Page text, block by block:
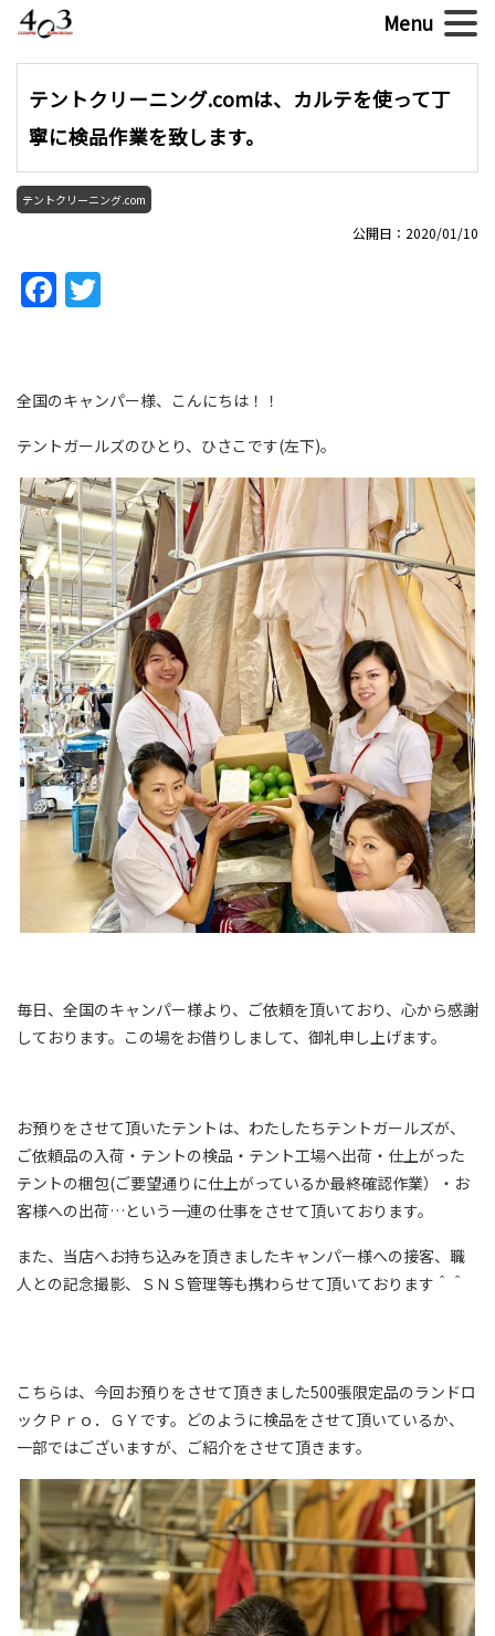
テントクリーニング.comは、カルテを使って丁
寧に検品作業を致します。
テントクリーニング.com
公開日：2020/01/10
Facebook
全国のキャンパー様、こんにちは！！
テントガールズのひとり、ひさこです(左下)。
毎日、全国のキャンパー様より、ご依頼を頂いており、心から感謝
しております。この場をお借りしまして、御礼申し上げます。
お預りをさせて頂いたテントは、わたしたちテントガールズが、
ご依頼品の入荷・テントの検品・テント工場へ出荷・仕上がった
テントの梱包(ご要望通りに仕上がっているか最終確認作業）・お
客様への出荷…という一連の仕事をさせて頂いております。
また、当店へお持ち込みを頂きましたキャンパー様への接客、職
人との記念撮影、ＳＮＳ管理等も携わらせて頂いております＾＾
こちらは、今回お預りをさせて頂きました500張限定品のランドロ
ックＰｒｏ．ＧＹです。どのように検品をさせて頂いているか、
一部ではございますが、ご紹介をさせて頂きます。